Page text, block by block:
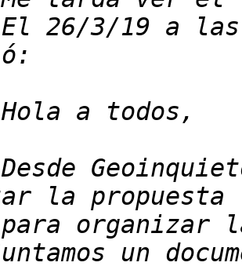
El 26/3/19 a las
Desde
para organizar